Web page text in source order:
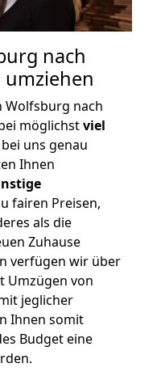
nach
Wolfsburg nach
möglichstviel
uns genau
Ihnen
fairen Preisen,
als die
Zuhause
verfügen wir über
Umzügen von
jeglicher
Ihnen somit
Budget eine